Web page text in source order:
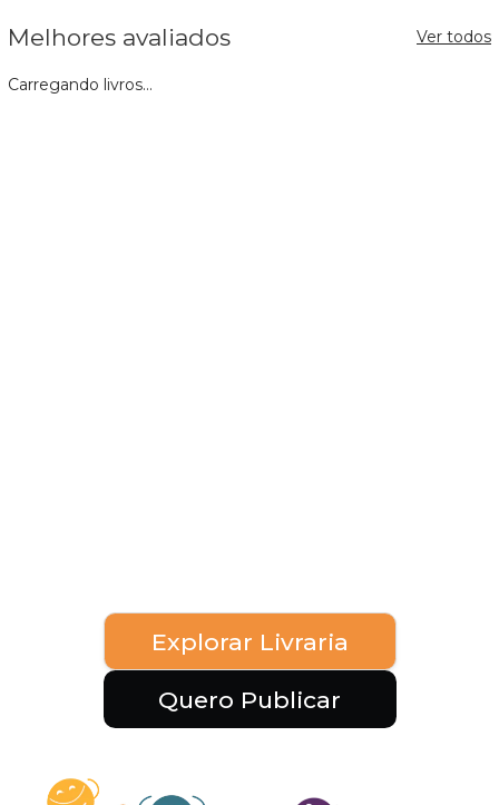
Melhores avaliados Ver todos
Carregando livros...
Explorar Livraria
Quero Publicar